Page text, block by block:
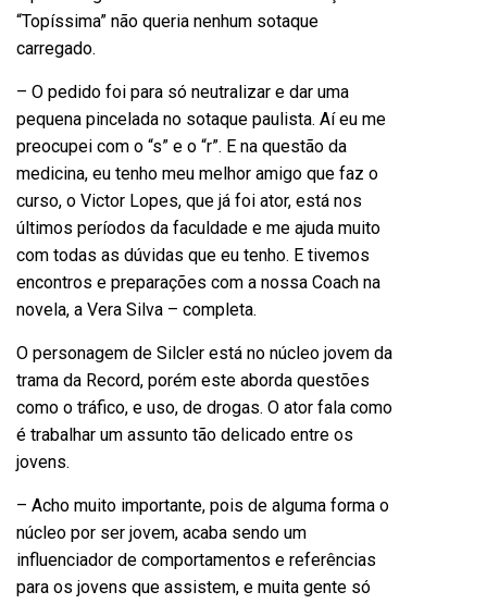
“Topíssima” não queria nenhum sotaque
carregado.
– O pedido foi para só neutralizar e dar uma
pequena pincelada no sotaque paulista. Aí eu me
preocupei com o “s” e o “r”. E na questão da
medicina, eu tenho meu melhor amigo que faz o
curso, o Victor Lopes, que já foi ator, está nos
últimos períodos da faculdade e me ajuda muito
com todas as dúvidas que eu tenho. E tivemos
encontros e preparações com a nossa Coach na
novela, a Vera Silva – completa.
O personagem de Silcler está no núcleo jovem da
trama da Record, porém este aborda questões
como o tráfico, e uso, de drogas. O ator fala como
é trabalhar um assunto tão delicado entre os
jovens.
– Acho muito importante, pois de alguma forma o
núcleo por ser jovem, acaba sendo um
influenciador de comportamentos e referências
para os jovens que assistem, e muita gente só